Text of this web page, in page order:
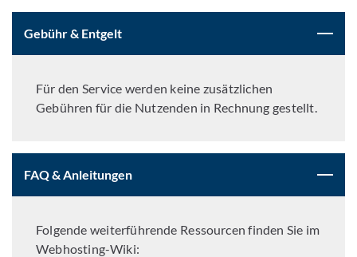
Gebühr & Entgelt
Für den Service werden keine zusätzlichen
Gebühren für die Nutzenden in Rechnung gestellt.
FAQ & Anleitungen
Folgende weiterführende Ressourcen finden Sie im
Webhosting-Wiki: